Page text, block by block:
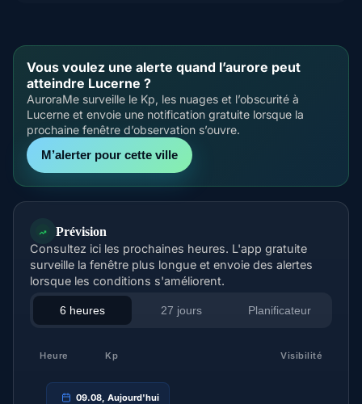
Vous voulez une alerte quand l’aurore peut
atteindre Lucerne ?
AuroraMe surveille le Kp, les nuages et l’obscurité à
Lucerne et envoie une notification gratuite lorsque la
prochaine fenêtre d’observation s’ouvre.
M’alerter pour cette ville
Prévision
Consultez ici les prochaines heures. L'app gratuite
surveille la fenêtre plus longue et envoie des alertes
lorsque les conditions s'améliorent.
6 heures 27 jours Planificateur
Heure Kp Visibilité
09.08, Aujourd'hui